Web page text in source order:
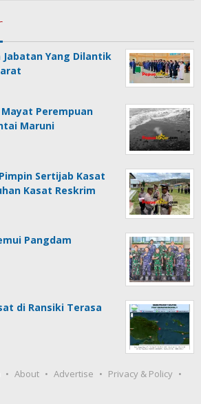
Yang Dilantik
Perempuan
Maruni
Sertijab Kasat
Kasat Reskrim
Pangdam
di Ransiki Terasa
About Advertise
Privacy & Policy